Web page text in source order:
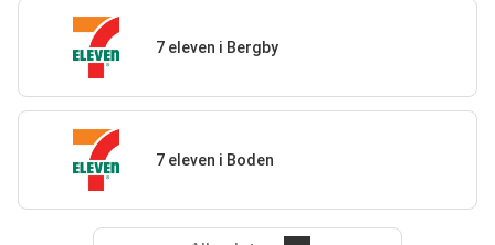
7 eleven i Bergby
7 eleven i Boden